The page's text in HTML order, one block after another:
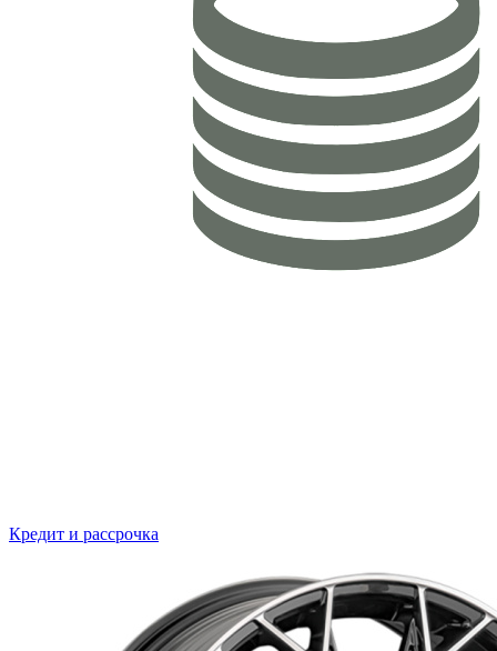
Кредит и рассрочка